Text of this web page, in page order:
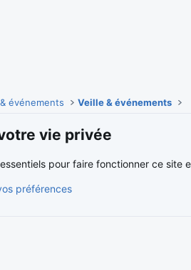
événements Veille & événements
vie privée
pour faire fonctionner ce site
préférences